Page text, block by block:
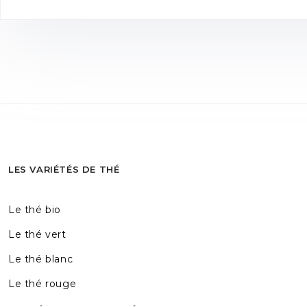
LES VARIÉTÉS DE THÉ
Le thé bio
Le thé vert
Le thé blanc
Le thé rouge